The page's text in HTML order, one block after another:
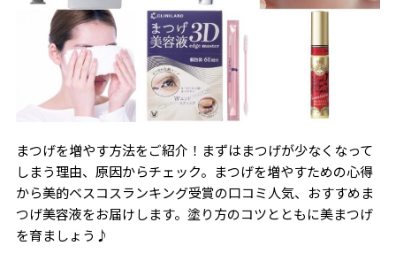
まつげを増やす方法をご紹介！まずはまつげが少なくなって
しまう理由、原因からチェック。まつげを増やすための心得
から美的ベスコスランキング受賞の口コミ人気、おすすめま
つげ美容液をお届けします。塗り方のコツとともに美まつげ
を育ましょう♪